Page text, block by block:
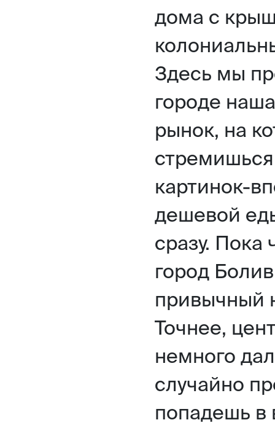
дома с
Здесь мы
городе
рынок, на
картинок-
дешевой
сразу. Пока
город
привычный
Точнее,
немного
случайно
попадешь в